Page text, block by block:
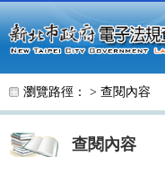
跳至主要內容
瀏覽路徑： > 查閱內容
查閱內容